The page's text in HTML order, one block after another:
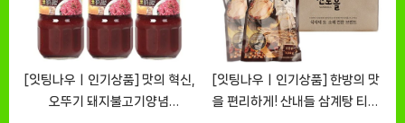
[잇팅나우ㅣ인기상품] 맛의 혁신,
오뚜기 돼지불고기양념
[잇팅나우ㅣ인기상품] 한방의 맛
을 편리하게! 산내들 삼계탕 티백